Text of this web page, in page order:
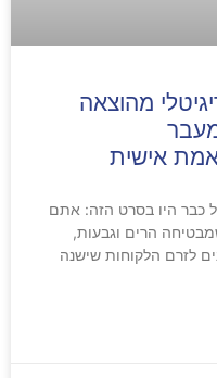
מהוצאה
אישית
כבר היו בסרט הזה: אתם
הרים וגבעות,
לזרם הלקוחות שישנה